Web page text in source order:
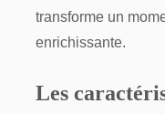
transforme un
enrichissante.
Les